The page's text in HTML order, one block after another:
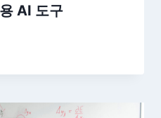
AI 도구